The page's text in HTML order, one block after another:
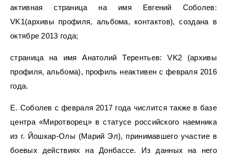
активная страница на имя Евгений Соболев:
VK1(архивы профиля, альбома, контактов), создана в
октябре 2013 года;
страница на имя Анатолий Терентьев: VK2 (архивы
профиля, альбома), профиль неактивен с февраля 2016
года.
Е. Соболев с февраля 2017 года числится также в базе
центра «Миротворец» в статусе российского наемника
из г. Йошкар-Олы (Марий Эл), принимавшего участие в
боевых действиях на Донбассе. Из данных на него